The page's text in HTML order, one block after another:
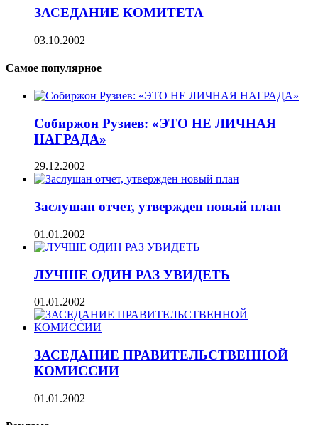
ЗАСЕДАНИЕ КОМИТЕТА
03.10.2002
Самое популярное
Собиржон Рузиев: «ЭТО НЕ ЛИЧНАЯ
НАГРАДА»
29.12.2002
Заслушан отчет, утвержден новый план
01.01.2002
ЛУЧШЕ ОДИН РАЗ УВИДЕТЬ
01.01.2002
ЗАСЕДАНИЕ ПРАВИТЕЛЬСТВЕННОЙ
КОМИССИИ
01.01.2002